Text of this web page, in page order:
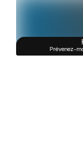
Prévenez-